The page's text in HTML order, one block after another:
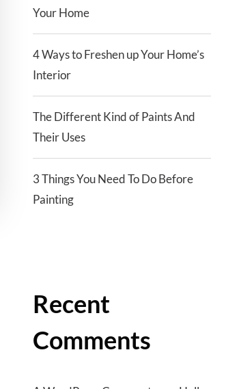
Your Home
4 Ways to Freshen up Your Home’s
Interior
The Different Kind of Paints And
Their Uses
3 Things You Need To Do Before
Painting
Recent
Comments